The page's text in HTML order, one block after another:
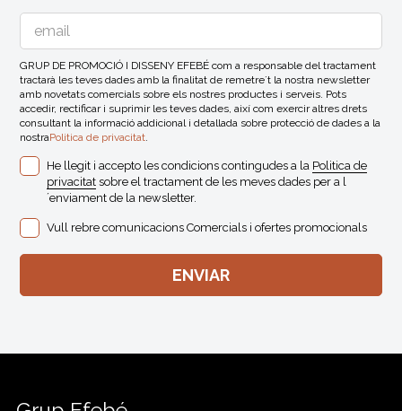
GRUP DE PROMOCIÓ I DISSENY EFEBÉ com a responsable del tractament
tractarà les teves dades amb la finalitat de remetre´t la nostra newsletter
amb novetats comercials sobre els nostres productes i serveis. Pots
accedir, rectificar i suprimir les teves dades, així com exercir altres drets
consultant la informació addicional i detallada sobre protecció de dades a la
nostraPolitica de privacitat.
He llegit i accepto les condicions contingudes a la Politica de
privacitat sobre el tractament de les meves dades per a l
´enviament de la newsletter.
Vull rebre comunicacions Comercials i ofertes promocionals